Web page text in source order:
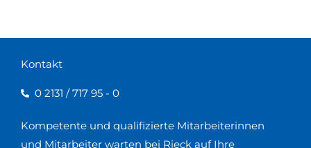
Kontakt
0 2131 / 717 95 - 0
Kompetente und qualifizierte Mitarbeiterinnen
und Mitarbeiter warten bei Rieck auf Ihre